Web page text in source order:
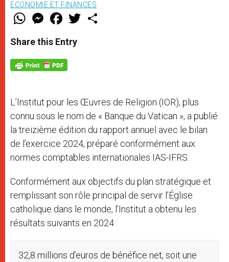
ECONOMIE ET FINANCES
W
t
s
p
p
M
e
s
e
g
e
F
a
e
b
o
k
w
Share this Entry
L’Institut pour les Œuvres de Religion (IOR), plus
connu sous le nom de « Banque du Vatican », a publié
la treizième édition du rapport annuel avec le bilan
de l’exercice 2024, préparé conformément aux
normes comptables internationales IAS-IFRS.
Conformément aux objectifs du plan stratégique et
remplissant son rôle principal de servir l’Église
catholique dans le monde, l’Institut a obtenu les
résultats suivants en 2024 :
32,8 millions d’euros de bénéfice net, soit une